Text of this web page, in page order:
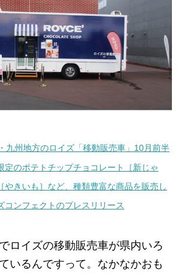
九州地方のロイズ「移動販売車」10月前半
定のポテトチップチョコレート［新じゃ
やきいも］など、種類豊富な商品を販売し
コンフェクトのプレスリリース
ロイズの移動販売車が県内いろ
いるんですって。なかなかおも